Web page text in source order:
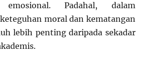
emosional. Padahal, dalam
moral dan kematangan
lebih penting daripada sekadar